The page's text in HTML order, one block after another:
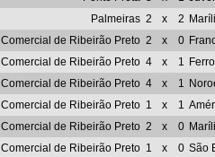
Palmeiras 2 x 2
Comercial de Ribeirão Preto 2 x 0
Comercial de Ribeirão Preto 4 x 1
Comercial de Ribeirão Preto 4 x 1
Comercial de Ribeirão Preto 1 x 1
Comercial de Ribeirão Preto 2 x 0
Comercial de Ribeirão Preto 1 x 0 São